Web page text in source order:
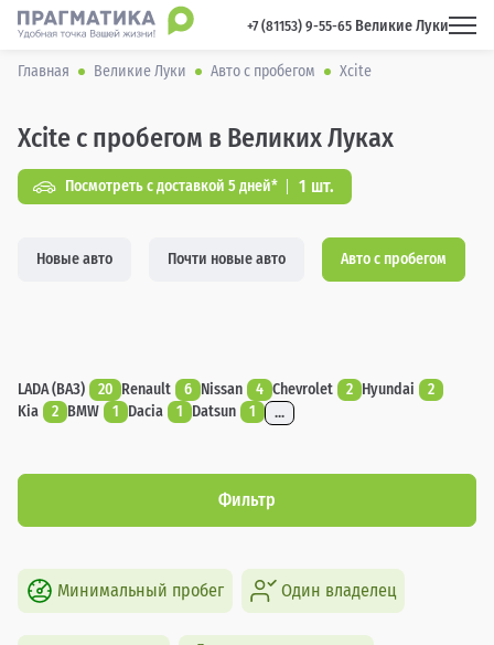
+7 (81153) 9-55-65 Великие Луки
Главная Великие Луки Авто с пробегом Xcite
Xcite с пробегом в Великих Луках
Посмотреть с доставкой 5 дней* 1 шт.
Новые авто Почти новые авто Авто с пробегом
LADA (ВАЗ) 20 Renault 6 Nissan 4 Chevrolet 2 Hyundai
2
Kia
2 BMW 1 Dacia 1 Datsun 1 ...
Фильтр
Минимальный пробег Один владелец